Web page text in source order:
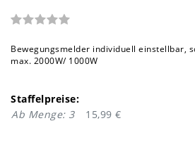
Bewegungsmelder individuell einstellbar,
max. 2000W/ 1000W
Staffelpreise:
Ab Menge: 3
15,99 €